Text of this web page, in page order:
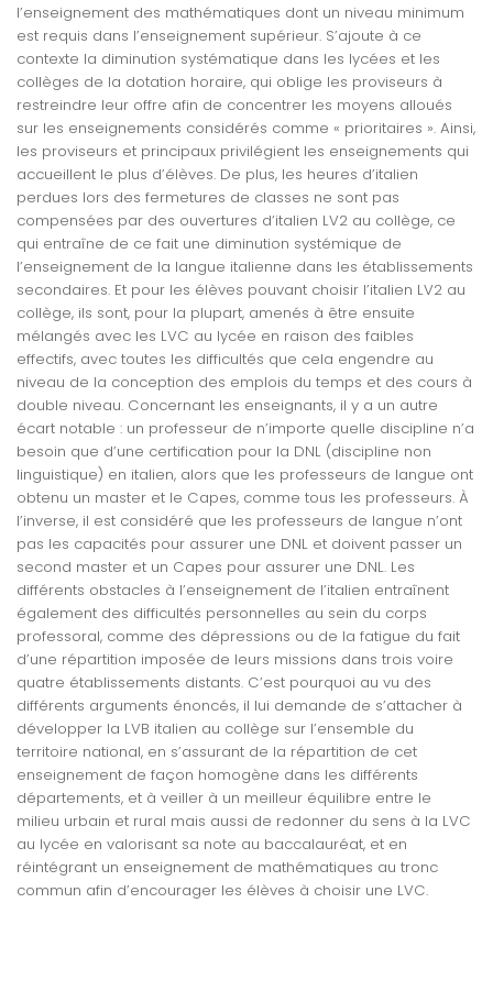
l’enseignement des mathématiques dont un niveau minimum
est requis dans l’enseignement supérieur. S’ajoute à ce
contexte la diminution systématique dans les lycées et les
collèges de la dotation horaire, qui oblige les proviseurs à
restreindre leur offre afin de concentrer les moyens alloués
sur les enseignements considérés comme « prioritaires ». Ainsi,
les proviseurs et principaux privilégient les enseignements qui
accueillent le plus d’élèves. De plus, les heures d’italien
perdues lors des fermetures de classes ne sont pas
compensées par des ouvertures d’italien LV2 au collège, ce
qui entraîne de ce fait une diminution systémique de
l’enseignement de la langue italienne dans les établissements
secondaires. Et pour les élèves pouvant choisir l’italien LV2 au
collège, ils sont, pour la plupart, amenés à être ensuite
mélangés avec les LVC au lycée en raison des faibles
effectifs, avec toutes les difficultés que cela engendre au
niveau de la conception des emplois du temps et des cours à
double niveau. Concernant les enseignants, il y a un autre
écart notable : un professeur de n’importe quelle discipline n’a
besoin que d’une certification pour la DNL (discipline non
linguistique) en italien, alors que les professeurs de langue ont
obtenu un master et le Capes, comme tous les professeurs. À
l’inverse, il est considéré que les professeurs de langue n’ont
pas les capacités pour assurer une DNL et doivent passer un
second master et un Capes pour assurer une DNL. Les
différents obstacles à l’enseignement de l’italien entraînent
également des difficultés personnelles au sein du corps
professoral, comme des dépressions ou de la fatigue du fait
d’une répartition imposée de leurs missions dans trois voire
quatre établissements distants. C’est pourquoi au vu des
différents arguments énoncés, il lui demande de s’attacher à
développer la LVB italien au collège sur l’ensemble du
territoire national, en s’assurant de la répartition de cet
enseignement de façon homogène dans les différents
départements, et à veiller à un meilleur équilibre entre le
milieu urbain et rural mais aussi de redonner du sens à la LVC
au lycée en valorisant sa note au baccalauréat, et en
réintégrant un enseignement de mathématiques au tronc
commun afin d’encourager les élèves à choisir une LVC.